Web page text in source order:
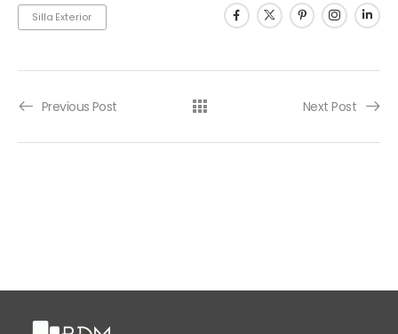
Silla Exterior
Previous Post Next Post